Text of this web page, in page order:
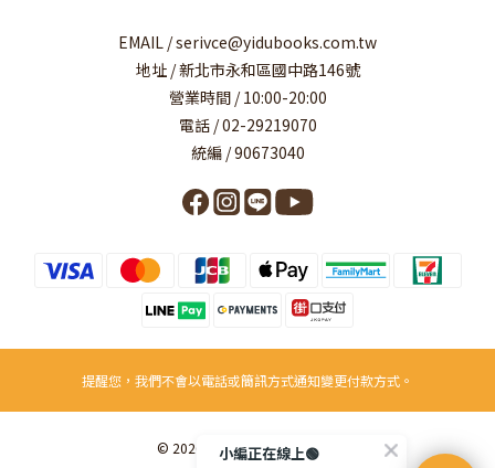
EMAIL / serivce@yidubooks.com.tw
地址 / 新北市永和區國中路146號
營業時間 / 10:00-20:00
電話 / 02-29219070
統編 / 90673040
提醒您，我們不會以電話或簡訊方式通知變更付款方式。
© 2026 易讀書坊事業有限公司
小編正在線上🟢